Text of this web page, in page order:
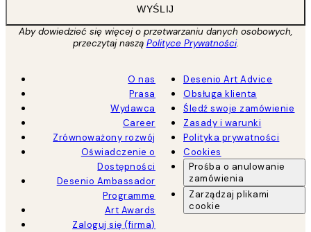
WYŚLIJ
Aby dowiedzieć się więcej o przetwarzaniu danych osobowych,
przeczytaj naszą Polityce Prywatności.
O nas
Prasa
Wydawca
Career
Zrównoważony rozwój
Oświadczenie o
Dostępności
Desenio Ambassador
Programme
Art Awards
Zaloguj się (firma)
Desenio Art Advice
Obsługa klienta
Śledź swoje zamówienie
Zasady i warunki
Polityka prywatności
Cookies
Prośba o anulowanie
zamówienia
Zarządzaj plikami
cookie